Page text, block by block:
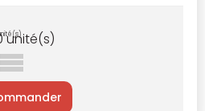
unité(s)